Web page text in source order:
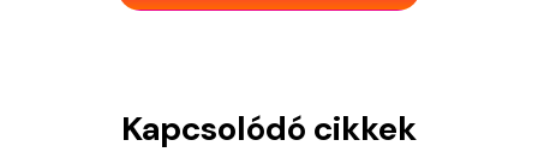
Kapcsolódó cikkek